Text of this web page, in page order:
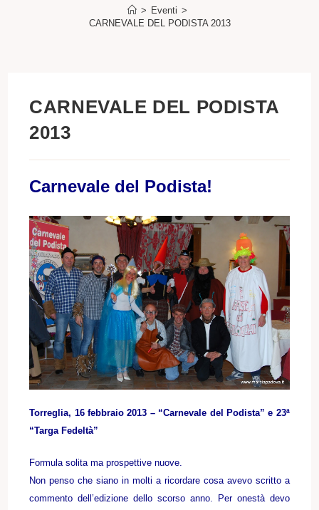
> Eventi >
CARNEVALE DEL PODISTA 2013
CARNEVALE DEL PODISTA
2013
Carnevale del Podista!
Torreglia, 16 febbraio 2013 – “Carnevale del Podista” e 23ª
“Targa Fedeltà”
Formula solita ma prospettive nuove.
Non penso che siano in molti a ricordare cosa avevo scritto a
commento dell’edizione dello scorso anno. Per onestà devo